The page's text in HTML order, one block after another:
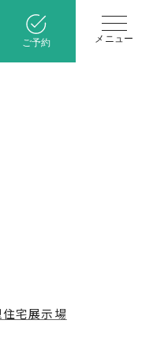
ご予約 メニュー
宅展示場